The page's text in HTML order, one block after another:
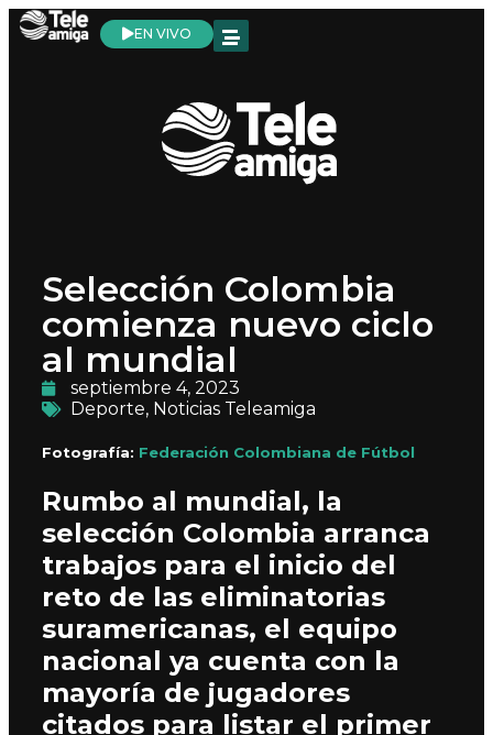
EN VIVO
Selección Colombia
comienza nuevo ciclo
al mundial
septiembre 4, 2023
Deporte, Noticias Teleamiga
Fotografía: Federación Colombiana de Fútbol
Rumbo al mundial, la
selección Colombia arranca
trabajos para el inicio del
reto de las eliminatorias
suramericanas, el equipo
nacional ya cuenta con la
mayoría de jugadores
citados para listar el primer